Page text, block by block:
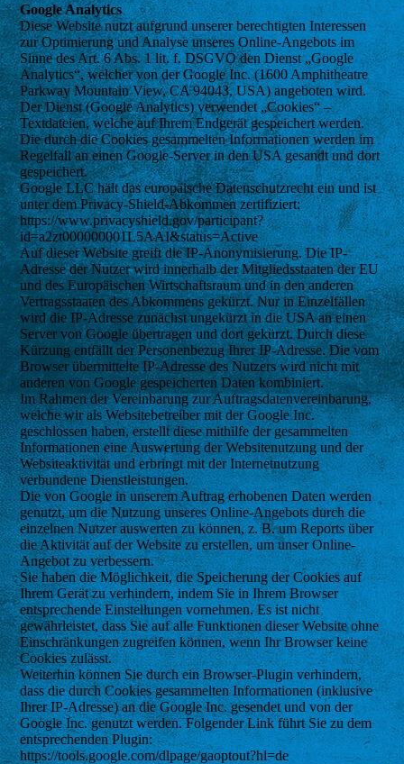
Google Analytics
Diese Website nutzt aufgrund unserer berechtigten Interessen
zur Optimierung und Analyse unseres Online-Angebots im
Sinne des Art. 6 Abs. 1 lit. f. DSGVO den Dienst „Google
Analytics“, welcher von der Google Inc. (1600 Amphitheatre
Parkway Mountain View, CA 94043, USA) angeboten wird.
Der Dienst (Google Analytics) verwendet „Cookies“ –
Textdateien, welche auf Ihrem Endgerät gespeichert werden.
Die durch die Cookies gesammelten Informationen werden im
Regelfall an einen Google-Server in den USA gesandt und dort
gespeichert.
Google LLC hält das europäische Datenschutzrecht ein und ist
unter dem Privacy-Shield-Abkommen zertifiziert:
https://www.privacyshield.gov/participant?
id=a2zt000000001L5AAI&status=Active
Auf dieser Website greift die IP-Anonymisierung. Die IP-
Adresse der Nutzer wird innerhalb der Mitgliedsstaaten der EU
und des Europäischen Wirtschaftsraum und in den anderen
Vertragsstaaten des Abkommens gekürzt. Nur in Einzelfällen
wird die IP-Adresse zunächst ungekürzt in die USA an einen
Server von Google übertragen und dort gekürzt. Durch diese
Kürzung entfällt der Personenbezug Ihrer IP-Adresse. Die vom
Browser übermittelte IP-Adresse des Nutzers wird nicht mit
anderen von Google gespeicherten Daten kombiniert.
Im Rahmen der Vereinbarung zur Auftragsdatenvereinbarung,
welche wir als Websitebetreiber mit der Google Inc.
geschlossen haben, erstellt diese mithilfe der gesammelten
Informationen eine Auswertung der Websitenutzung und der
Websiteaktivität und erbringt mit der Internetnutzung
verbundene Dienstleistungen.
Die von Google in unserem Auftrag erhobenen Daten werden
genutzt, um die Nutzung unseres Online-Angebots durch die
einzelnen Nutzer auswerten zu können, z. B. um Reports über
die Aktivität auf der Website zu erstellen, um unser Online-
Angebot zu verbessern.
Sie haben die Möglichkeit, die Speicherung der Cookies auf
Ihrem Gerät zu verhindern, indem Sie in Ihrem Browser
entsprechende Einstellungen vornehmen. Es ist nicht
gewährleistet, dass Sie auf alle Funktionen dieser Website ohne
Einschränkungen zugreifen können, wenn Ihr Browser keine
Cookies zulässt.
Weiterhin können Sie durch ein Browser-Plugin verhindern,
dass die durch Cookies gesammelten Informationen (inklusive
Ihrer IP-Adresse) an die Google Inc. gesendet und von der
Google Inc. genutzt werden. Folgender Link führt Sie zu dem
entsprechenden Plugin:
https://tools.google.com/dlpage/gaoptout?hl=de